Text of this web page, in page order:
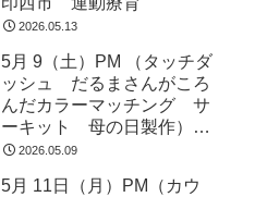
2026.05.13
5月 9（土）PM （タッチダ
ッシュ だるまさんがころ
んだカラーマッチング サ
ーキット 母の日製作）印
西市 運動療育
2026.05.09
5月 11日（月）PM（カウ